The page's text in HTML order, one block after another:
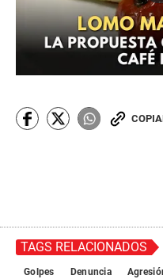
TAGS RELACIONADOS
Golpes Denuncia